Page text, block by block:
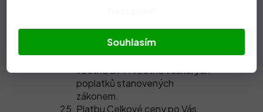
Souhlasím
případně podmínky, kdy je
doprava zdarma.
Celková cena je uvedena
včetně DPH včetně veškerých
poplatků stanovených
zákonem.
Platbu Celkové ceny po Vás